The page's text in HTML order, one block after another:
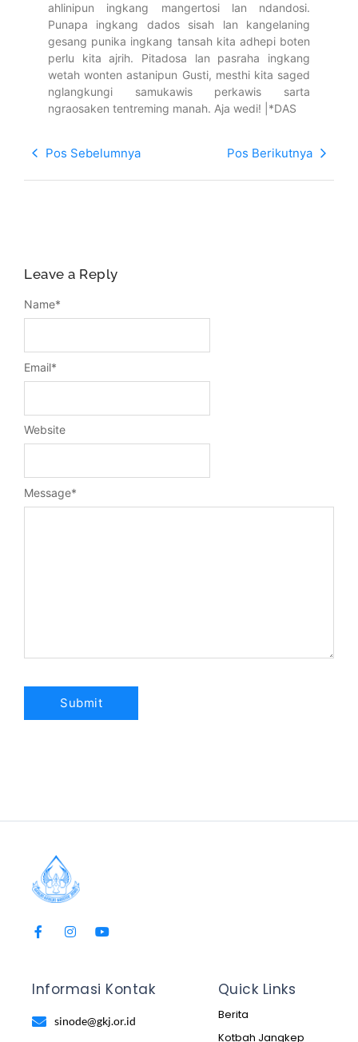
ahlinipun ingkang mangertosi lan ndandosi.
Punapa ingkang dados sisah lan kangelaning
gesang punika ingkang tansah kita adhepi boten
perlu kita ajrih. Pitadosa lan pasraha ingkang
wetah wonten astanipun Gusti, mesthi kita saged
nglangkungi samukawis perkawis sarta
ngraosaken tentreming manah. Aja wedi! |*DAS
Pos Sebelumnya Pos Berikutnya
Leave a Reply
Message*
Name*
Email*
Website
Informasi Kontak
sinode@gkj.or.id
Quick Links
Berita
Kotbah Jangkep